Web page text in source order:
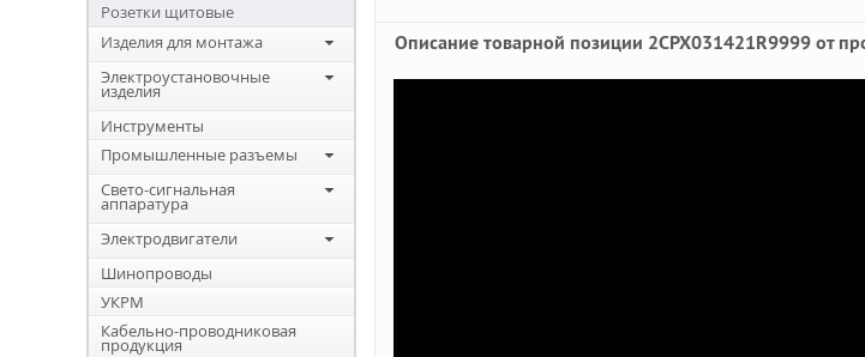
Розетки щитовые
Изделия для монтажа
Электроустановочные
изделия
Инструменты
Промышленные разъемы
Свето-сигнальная
аппаратура
Электродвигатели
Шинопроводы
УКРМ
Кабельно-проводниковая
продукция
Описание товарной позиции 2CPX031421R9999 от